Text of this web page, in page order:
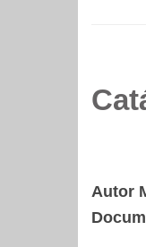
Autor